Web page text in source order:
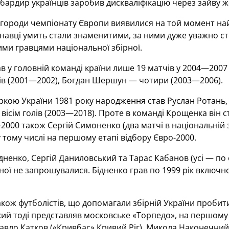
українців заробив дискваліфікацію через зайву
чемпіонату Європи виявилися на той момент
умить стали знаменитими, за ними дуже уважно
гравцями національної збірної.
у головній команді країни лише 19 матчів у
(2001—2002), Богдан Шершун — чотири (2003—2006).
України 1981 року народження став Руслан Ротань,
вісім голів (2003—2018). Проте в команді Крощенка
також Сергій Симоненко (два матчі в національній
числі на першому етапі відбору Євро-2000.
Сергій Даниловський та Тарас Кабанов (усі —
не запрошувалися. Бідненко грав по 1999 рік
футболістів, що допомагали збірній України
тоді представляв московське «Торпедо», на